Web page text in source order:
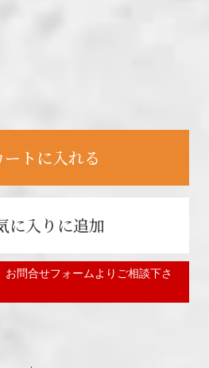
ートに入れる
に入りに追加
問合せフォームよりご相談下さ